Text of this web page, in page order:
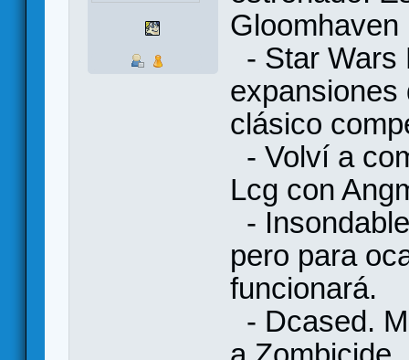
Gloomhaven
- Star Wars
expansiones
clásico
- Volví a
Lcg con
-
pero para
funcionará.
- Dcased.